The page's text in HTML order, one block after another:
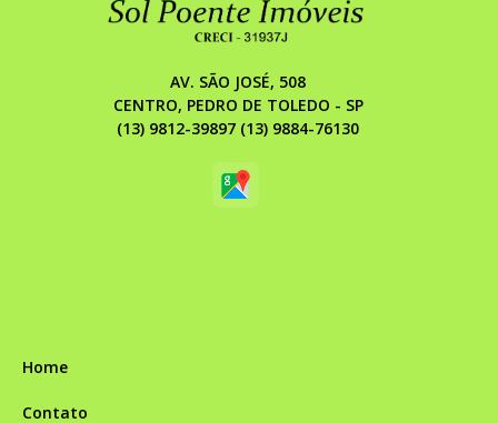
AV. SÃO JOSÉ, 508
CENTRO, PEDRO DE TOLEDO - SP
(13) 9812-39897 (13) 9884-76130
Home
Contato